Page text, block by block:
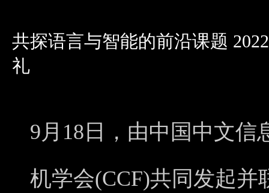
共探语言与智能的前沿课题
礼
9月18日，由中国中文信
机学会(CCF)共同发起